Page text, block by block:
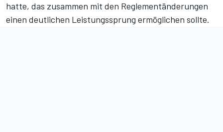
hatte, das zusammen mit den Reglementänderungen
einen deutlichen Leistungssprung ermöglichen sollte.